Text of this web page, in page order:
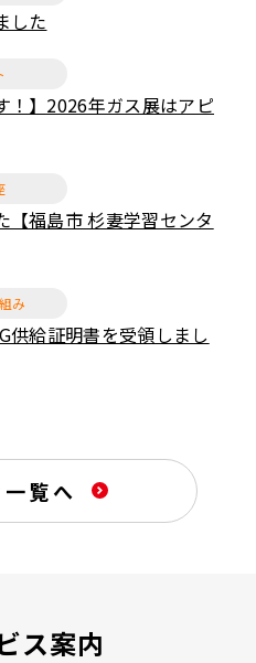
した
！】2026年ガス展はアピ
【福島市 杉妻学習センタ
み
供給証明書を受領しまし
覧へ
ス案内